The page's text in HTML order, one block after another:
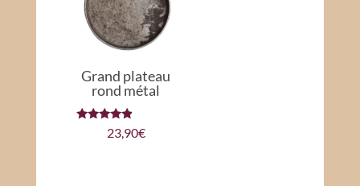
Grand plateau
rond métal
23,90€